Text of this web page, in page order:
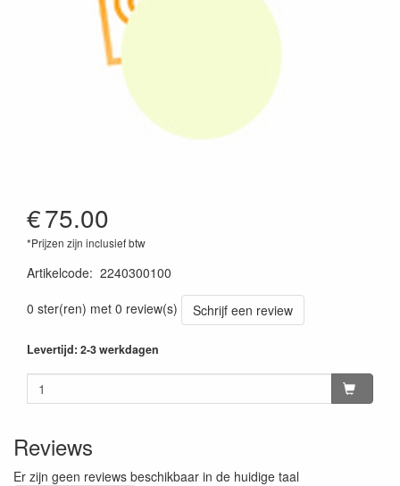
€75.00
*Prijzen zijn inclusief btw
Artikelcode: 2240300100
0 ster(ren) met 0 review(s)
Schrijf een review
Levertijd: 2-3 werkdagen
Reviews
Er zijn geen reviews beschikbaar in de huidige taal